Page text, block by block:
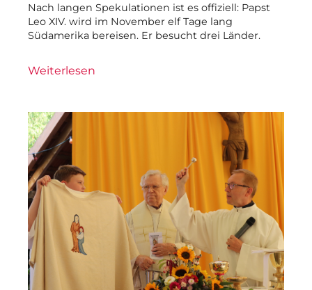
Nach langen Spekulationen ist es offiziell: Papst
Leo XIV. wird im November elf Tage lang
Südamerika bereisen. Er besucht drei Länder.
Weiterlesen